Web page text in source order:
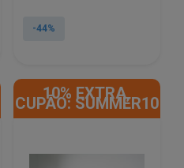
original
atual
-44%
10% EXTRA,
CUPÃO: SUMMER10